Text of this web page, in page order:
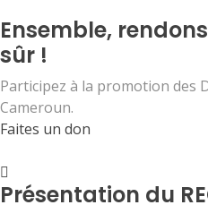
Ensemble,
sûr !
Participez à la promotion des
Cameroun.
Faites un don
Présentation du